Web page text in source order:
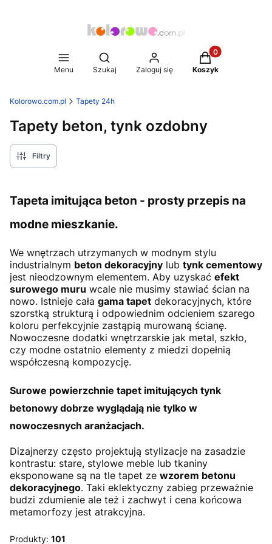
Menu
Otwórz wyszukiwarkę
Szukaj Zaloguj się
Produkty w
Koszyk
Kolorowo.com.pl Tapety 24h
Tapety beton, tynk ozdobny
Filtry
Tapeta imitująca beton - prosty przepis na
modne mieszkanie.
We wnętrzach utrzymanych w modnym stylu
industrialnym beton dekoracyjny lub tynk cementowy
jest nieodzownym elementem. Aby uzyskać efekt
surowego muru wcale nie musimy stawiać ścian na
nowo. Istnieje cała gama tapet dekoracyjnych, które
szorstką strukturą i odpowiednim odcieniem szarego
koloru perfekcyjnie zastąpią murowaną ścianę.
Nowoczesne dodatki wnętrzarskie jak metal, szkło,
czy modne ostatnio elementy z miedzi dopełnią
współczesną kompozycję.
Surowe powierzchnie tapet imitujących tynk
betonowy dobrze wyglądają nie tylko w
nowoczesnych aranżacjach.
Dizajnerzy często projektują stylizacje na zasadzie
kontrastu: stare, stylowe meble lub tkaniny
eksponowane są na tle tapet ze wzorem betonu
dekoracyjnego. Taki eklektyczny zabieg przeważnie
budzi zdumienie ale też i zachwyt i cena końcowa
metamorfozy jest atrakcyjna.
Produkty: 101